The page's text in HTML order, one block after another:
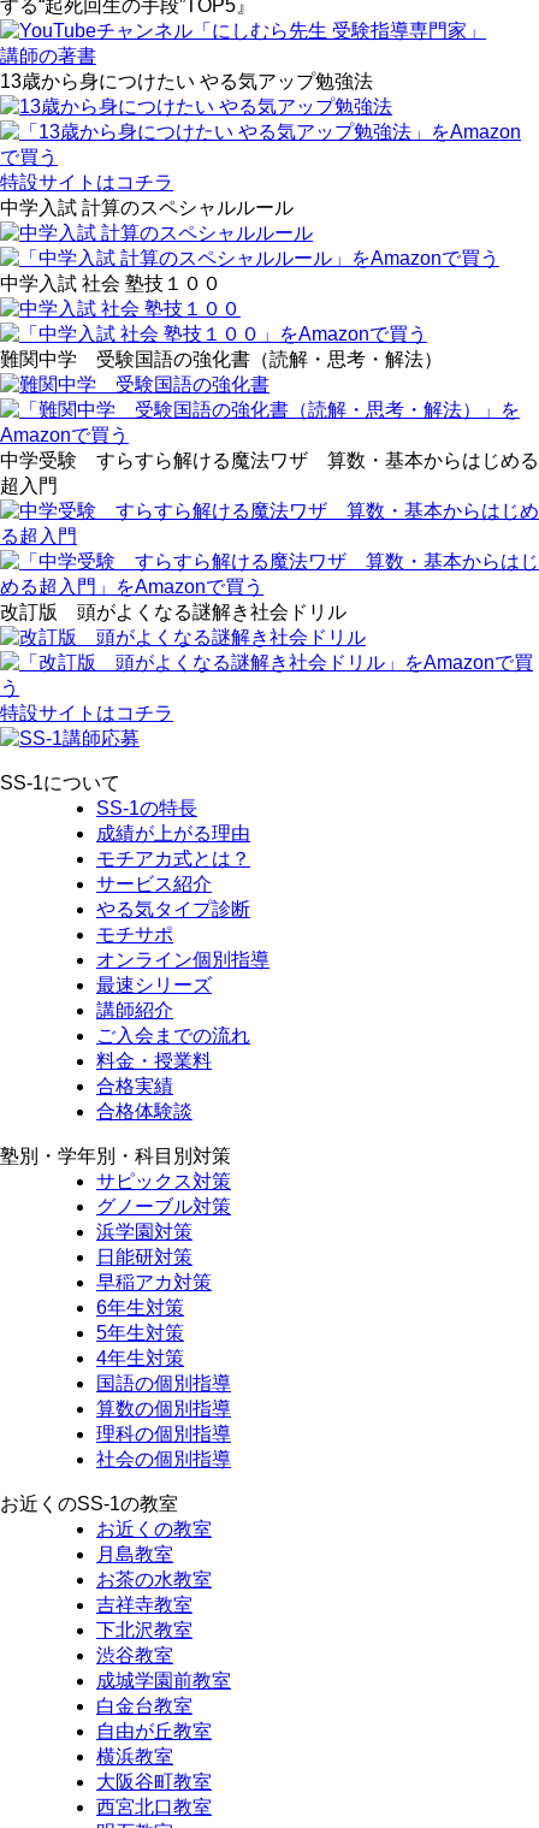
する“起死回生の手段”TOP5』
講師の著書
13歳から身につけたい やる気アップ勉強法
特設サイトはコチラ
中学入試 計算のスペシャルルール
中学入試 社会 塾技１００
難関中学 受験国語の強化書（読解・思考・解法）
中学受験 すらすら解ける魔法ワザ 算数・基本からはじめる
超入門
改訂版 頭がよくなる謎解き社会ドリル
特設サイトはコチラ
SS-1について
SS-1の特長
成績が上がる理由
モチアカ式とは？
サービス紹介
やる気タイプ診断
モチサポ
オンライン個別指導
最速シリーズ
講師紹介
ご入会までの流れ
料金・授業料
合格実績
合格体験談
塾別・学年別・科目別対策
サピックス対策
グノーブル対策
浜学園対策
日能研対策
早稲アカ対策
6年生対策
5年生対策
4年生対策
国語の個別指導
算数の個別指導
理科の個別指導
社会の個別指導
お近くのSS-1の教室
お近くの教室
月島教室
お茶の水教室
吉祥寺教室
下北沢教室
渋谷教室
成城学園前教室
白金台教室
自由が丘教室
横浜教室
大阪谷町教室
西宮北口教室